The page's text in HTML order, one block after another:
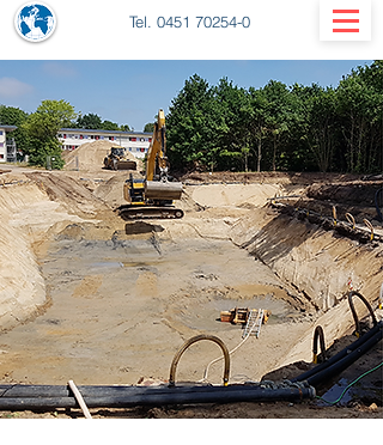
Tel. 0451 70254-0